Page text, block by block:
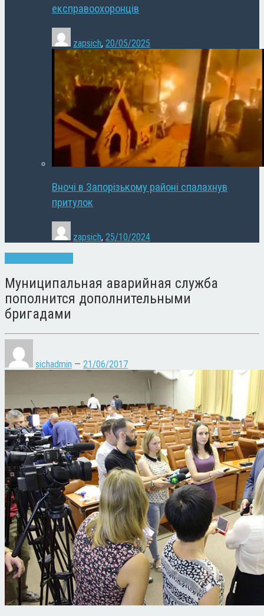
експравоохоронців
zapsich, 20/05/2025
Вночі в Запорізькому районі спалахнув
притулок
zapsich, 25/10/2024
Муниципальная аварийная служба
пополнится дополнительными
бригадами
sichadmin — 21/06/2017